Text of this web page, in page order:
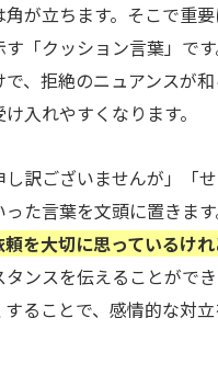
が立ちます。そこで重要
「クッション言葉」で
、拒絶のニュアンスが
入れやすくなります。
訳ございませんが」「
た言葉を文頭に置きま
頼を大切に思っているけ
タンスを伝えることがで
することで、感情的な対